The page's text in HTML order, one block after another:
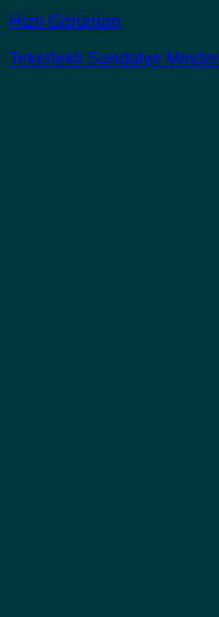
Hızlı Görünüm
Tekerlekli Sandalye